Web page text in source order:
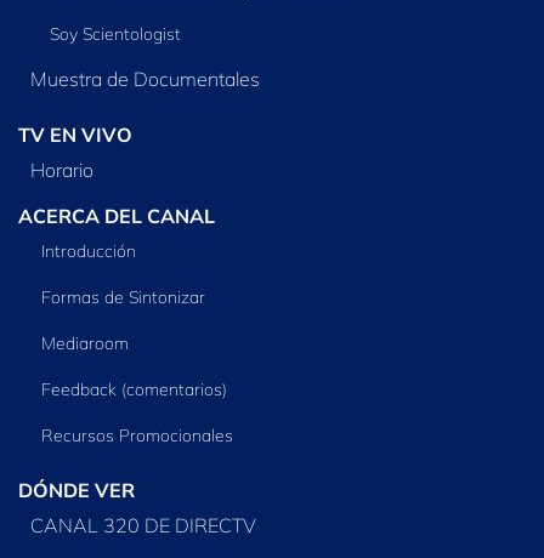
Soy Scientologist
Muestra de Documentales
TV EN VIVO
Horario
ACERCA DEL CANAL
Introducción
Formas de Sintonizar
Mediaroom
Feedback (comentarios)
Recursos Promocionales
DÓNDE VER
CANAL 320 DE DIRECTV